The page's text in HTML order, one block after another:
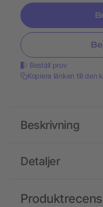
Beställ prov
Kopiera länken till den
Detaljer
Beskrivning